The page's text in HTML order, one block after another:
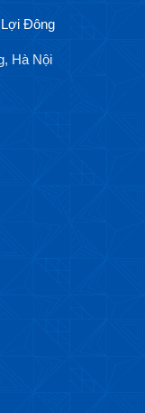
Đông
Hà Nội